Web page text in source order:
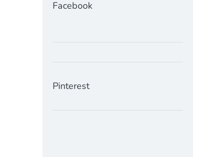
Facebook
Pinterest